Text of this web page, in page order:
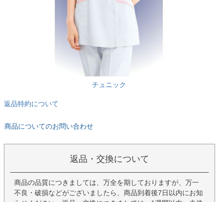
チュニック
返品特約について
商品についてのお問い合わせ
返品・交換について
商品の品質につきましては、万全を期しておりますが、万一
不良・破損などがございましたら、商品到着後7日以内にお知